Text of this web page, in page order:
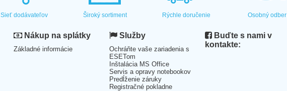
Sieť dodávateľov Široký sortiment Rýchle doručenie Osobný odber
Nákup na splátky
Základné informácie
Služby
Ochráňte vaše zariadenia s
ESETom
Inštalácia MS Office
Servis a opravy notebookov
Predĺženie záruky
Registračné pokladne
Buďte s nami v
kontakte: